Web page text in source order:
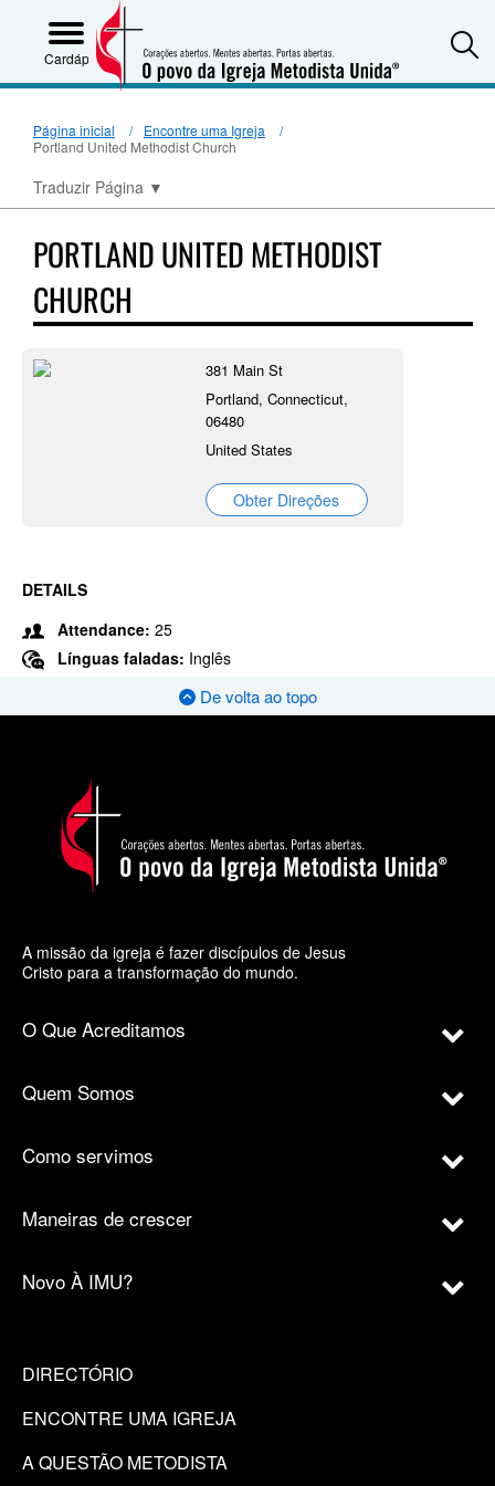
Cardápio
Página inicial
Encontre uma Igreja
Portland United Methodist Church
Traduzir Página ▼
PORTLAND UNITED METHODIST
CHURCH
381 Main St
Portland, Connecticut,
06480
United States
Obter Direções
DETAILS
Attendance: 25
Línguas faladas: Inglês
De volta ao topo
A missão da igreja é fazer discípulos de Jesus
Cristo para a transformação do mundo.
O Que Acreditamos
Quem Somos
Como servimos
Maneiras de crescer
Novo À IMU?
DIRECTÓRIO
ENCONTRE UMA IGREJA
A QUESTÃO METODISTA